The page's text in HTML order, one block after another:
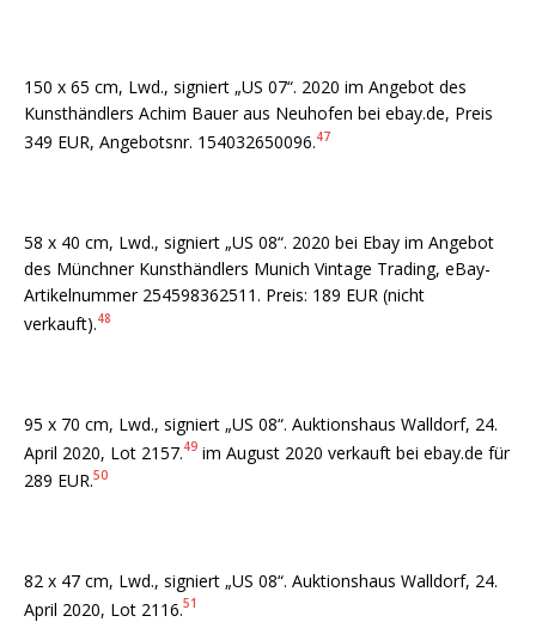
150 x 65 cm, Lwd., signiert „US 07“. 2020 im Angebot des
Kunsthändlers Achim Bauer aus Neuhofen bei ebay.de, Preis
349 EUR, Angebotsnr. 154032650096.47
58 x 40 cm, Lwd., signiert „US 08“. 2020 bei Ebay im Angebot
des Münchner Kunsthändlers Munich Vintage Trading, eBay-
Artikelnummer 254598362511. Preis: 189 EUR (nicht
verkauft).48
95 x 70 cm, Lwd., signiert „US 08“. Auktionshaus Walldorf, 24.
April 2020, Lot 2157.49 im August 2020 verkauft bei ebay.de für
289 EUR.50
82 x 47 cm, Lwd., signiert „US 08“. Auktionshaus Walldorf, 24.
April 2020, Lot 2116.51